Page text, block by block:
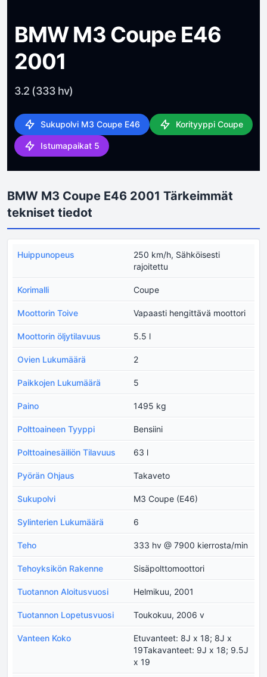
BMW M3 Coupe E46
2001
3.2 (333 hv)
Sukupolvi M3 Coupe E46 Korityyppi Coupe
Istumapaikat 5
BMW M3 Coupe E46 2001 Tärkeimmät
tekniset tiedot
Huippunopeus
250 km/h, Sähköisesti
rajoitettu
Korimalli Coupe
Moottorin Toive Vapaasti hengittävä moottori
Moottorin öljytilavuus 5.5 l
Ovien Lukumäärä 2
Paikkojen Lukumäärä 5
Paino 1495 kg
Polttoaineen Tyyppi Bensiini
Polttoainesäiliön Tilavuus 63 l
Pyörän Ohjaus Takaveto
Sukupolvi M3 Coupe (E46)
Sylinterien Lukumäärä 6
Teho 333 hv @ 7900 kierrosta/min
Tehoyksikön Rakenne Sisäpolttomoottori
Tuotannon Aloitusvuosi Helmikuu, 2001
Tuotannon Lopetusvuosi Toukokuu, 2006 v
Vanteen Koko
Etuvanteet: 8J x 18; 8J x
19Takavanteet: 9J x 18; 9.5J
x 19